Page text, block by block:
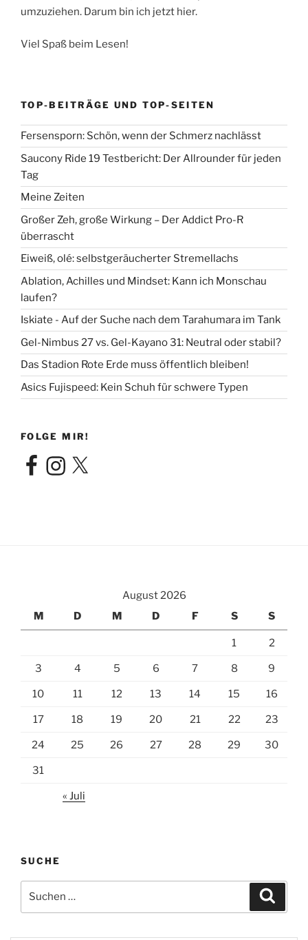
umzuziehen. Darum bin ich jetzt hier.
Viel Spaß beim Lesen!
TOP-BEITRÄGE UND TOP-SEITEN
Fersensporn: Schön, wenn der Schmerz nachlässt
Saucony Ride 19 Testbericht: Der Allrounder für jeden
Tag
Meine Zeiten
Großer Zeh, große Wirkung – Der Addict Pro-R
überrascht
Eiweiß, olé: selbstgeräucherter Stremellachs
Ablation, Achilles und Mindset: Kann ich Monschau
laufen?
Iskiate - Auf der Suche nach dem Tarahumara im Tank
Gel-Nimbus 27 vs. Gel-Kayano 31: Neutral oder stabil?
Das Stadion Rote Erde muss öffentlich bleiben!
Asics Fujispeed: Kein Schuh für schwere Typen
FOLGE MIR!
FacebookInstagram
X
August 2026
M
D M D F S S
1 2
3 4 5 6 7 8 9
10 11 12 13 14 15 16
17 18 19 20 21 22 23
24 25 26 27 28 29 30
31
« Juli
SUCHE
nach: